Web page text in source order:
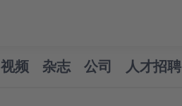
视频 杂志 公司 人才招聘